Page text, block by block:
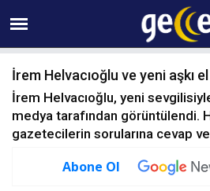
07 AĞUSTOS Cuma
İrem Helvacıoğlu ve yeni aşkı
İrem Helvacıoğlu, yeni
medya tarafından görüntülendi.
gazetecilerin sorularına cevap
Abone Ol